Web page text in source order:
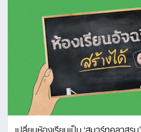
เปลี่ยนห้องเรียนเป็น ‘สมาร์ทคลาสรูม’